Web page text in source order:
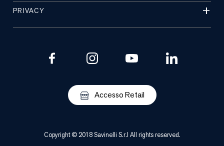
PRIVACY
Accesso Retail
Copyright © 2018 Savinelli S.r.l All rights reserved.